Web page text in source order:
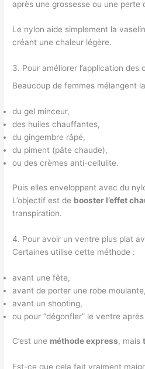
après une grossesse ou une perte
Le nylon aide simplement la
créant une chaleur légère.
3. Pour améliorer l’application des
Beaucoup de femmes mélangent
du gel minceur,
des huiles chauffantes,
du gingembre râpé,
du piment (pâte chaude),
ou des crèmes anti-cellulite.
Puis elles enveloppent avec du
L’objectif est de booster l’effet
transpiration.
4. Pour avoir un ventre plus plat
Certaines utilise cette méthode :
avant une fête,
avant de porter une robe moulante,
avant un shooting,
ou pour “dégonfler” le ventre
C’est une méthode express, mais
Est-ce que cela fait vraiment